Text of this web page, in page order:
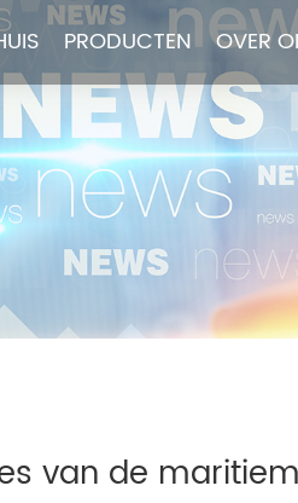
PRODUCTEN OVER
PRODUCTEN OVER
van de